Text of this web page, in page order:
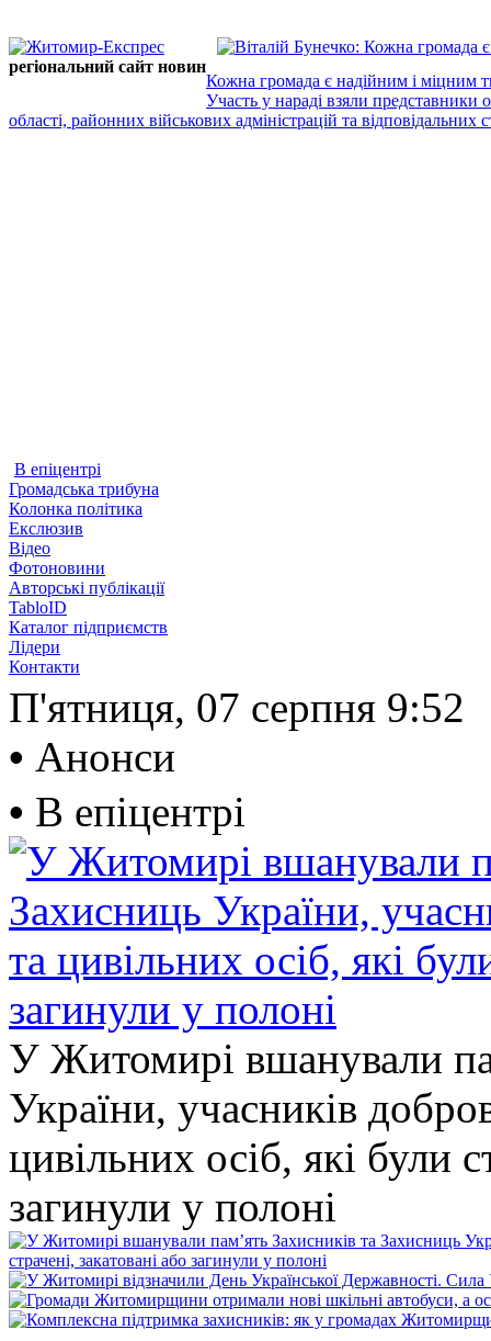
регіональний сайт новин
Кожна громада є надійним і міцним
Участь у нараді взяли представники
області, районних військових адміністрацій та відповідальних
В епіцентрі
Громадська трибуна
Колонка політика
Екслюзив
Відео
Фотоновини
Авторські публікації
TabloID
Каталог підприємств
Лідери
Контакти
П'ятниця, 07 серпня 9:53
• Анонси
• В епіцентрі
У Житомирі вшанували
України, учасників
цивільних осіб, які були
загинули у полоні